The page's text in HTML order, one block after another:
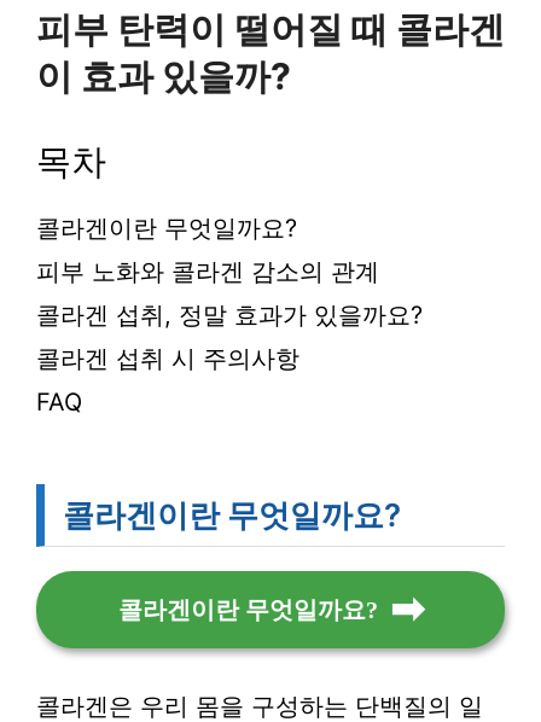
피부 탄력이 떨어질 때 콜라겐
이 효과 있을까?
목차
콜라겐이란 무엇일까요?
피부 노화와 콜라겐 감소의 관계
콜라겐 섭취, 정말 효과가 있을까요?
콜라겐 섭취 시 주의사항
FAQ
콜라겐이란 무엇일까요?
콜라겐이란 무엇일까요?
콜라겐은 우리 몸을 구성하는 단백질의 일